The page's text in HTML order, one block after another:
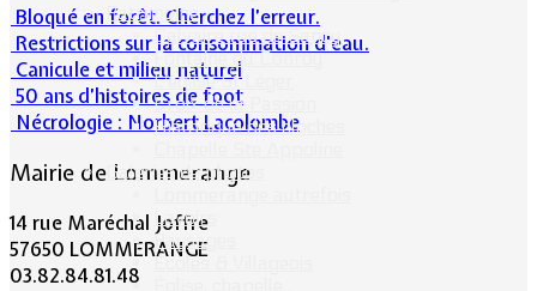
Patrimoine
Calvaire rue de Sancy
Fontaine du Conroy
L'église St Léger
Croix de la Passion
Historique des cloches
Galeries de photos
Lommerange autrefois
Lavoirs
Paysages
Écoles & Villageois
Bloqué en forêt. Cherchez l’erreur.
Restrictions sur la consommation d'eau.
Canicule et milieu naturel
50 ans d’histoires de foot
Nécrologie : Norbert Lacolombe
Mairie de Lommerange
14 rue Maréchal Joffre
57650 LOMMERANGE
03.82.84.81.48